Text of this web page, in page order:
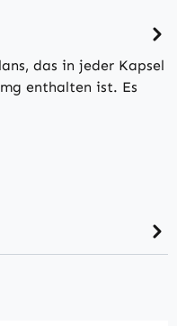
das in jeder Kapsel
enthalten ist. Es